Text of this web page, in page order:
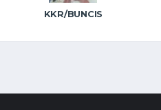
KKR/BUNCIS